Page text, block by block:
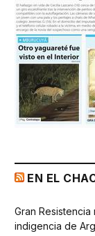
EN EL
Gran
indigencia de